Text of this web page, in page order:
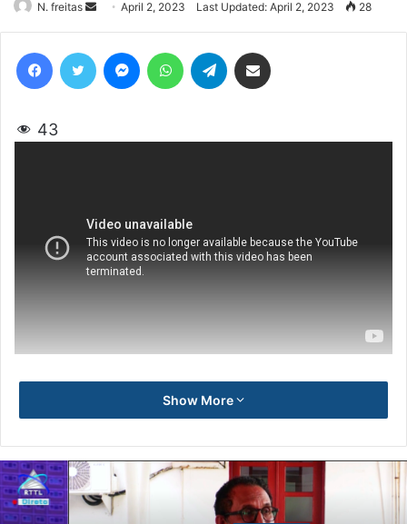
N. freitas
Send
an
email
April 2, 2023 Last Updated: April 2, 2023 28
43
Show More